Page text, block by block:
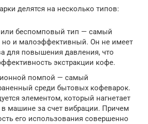
делятся на несколько типов:
беспомповый тип — самый
и малоэффективный. Он не имеет
для повышения давления, что
экстракции кофе.
помпой — самый
среди бытовых кофеварок.
элементом, который нагнетает
машине за счет вибрации. Причем
его использования совершенно